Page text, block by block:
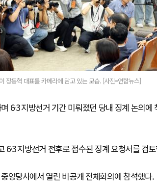
장동혁 대표를 카메라에 담고 있는 모습. [사진=연합뉴스]
6·3 지방선거 기간 미뤄졌던 당내 징계 논의
지방선거 전후로 접수된 징계 요청서를 검
앙당사에서 열린 비공개 전체회의에 참석했다.